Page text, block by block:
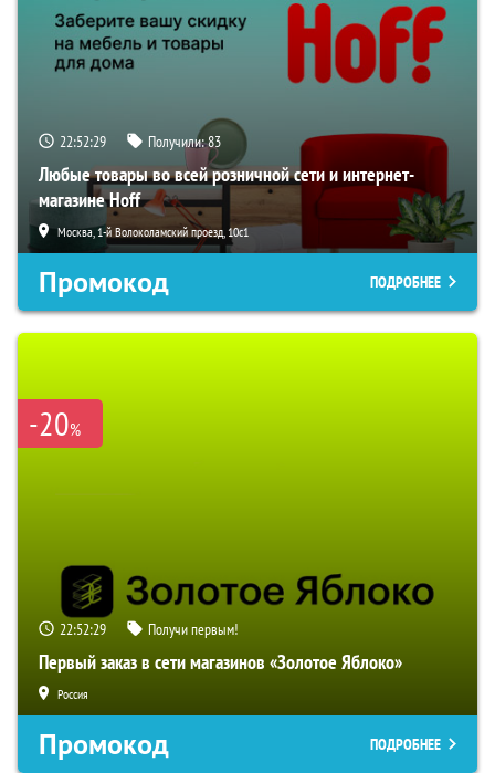
22:52:27 Получили:83
Любые товары во всей розничной сети и интернет-
магазине Hoff
Москва, 1-й Волоколамский проезд, 10с1
Промокод ПОДРОБНЕЕ
-20%
22:52:27 Получи первым!
Первый заказ в сети магазинов «Золотое Яблоко»
Россия
Промокод ПОДРОБНЕЕ